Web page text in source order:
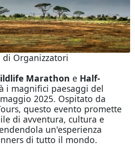
di Organizzatori
Marathon e Half-
i magnifici paesaggi del
2025. Ospitato da
questo evento promette
di avventura, cultura e
un'esperienza
di tutto il mondo.